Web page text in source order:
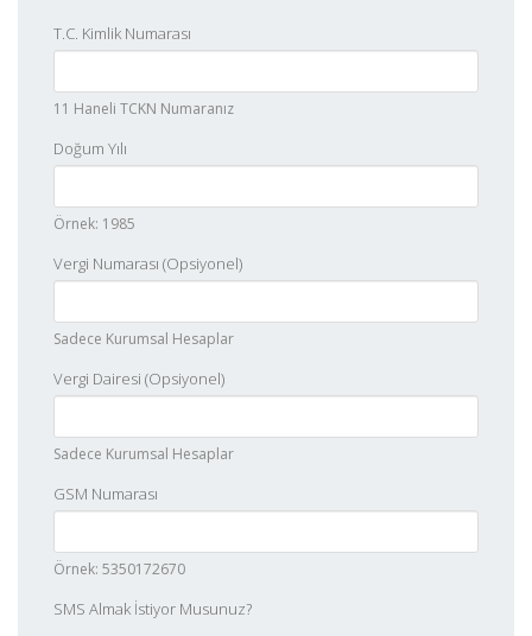
T.C. Kimlik Numarası
11 Haneli TCKN Numaranız
Doğum Yılı
Örnek: 1985
Vergi Numarası (Opsiyonel)
Sadece Kurumsal Hesaplar
Vergi Dairesi (Opsiyonel)
Sadece Kurumsal Hesaplar
GSM Numarası
Örnek: 5350172670
SMS Almak İstiyor Musunuz?